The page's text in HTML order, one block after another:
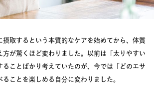
摂取するという本質的なケアを始めてから、体質
方が驚くほど変わりました。以前は「太りやすい
ることばかり考えていたのが、今では「どのエサ
ことを楽しめる自分に変わりました。